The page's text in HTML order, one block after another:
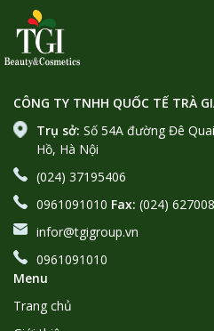
CÔNG TY TNHH QUỐC TẾ TRÀ
Trụ sở: Số 54A đường Đê
Hồ, Hà Nội
(024) 37195406
0961091010 Fax: (024)
infor@tgigroup.vn
0961091010
Menu
Trang chủ